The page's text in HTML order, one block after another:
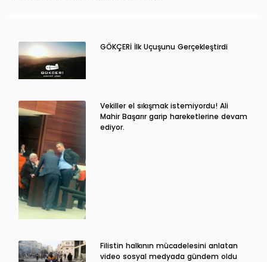
GÖKÇERİ İlk Uçuşunu Gerçekleştirdi
Vekiller el sıkışmak istemiyordu! Ali
Mahir Başarır garip hareketlerine devam
ediyor.
Filistin halkının mücadelesini anlatan
video sosyal medyada gündem oldu